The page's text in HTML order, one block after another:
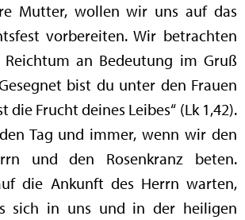
Mutter, wollen wir uns auf das
vorbereiten. Wir betrachten
Reichtum an Bedeutung im Gruß
bist du unter den Frauen
die Frucht deines Leibes“ (Lk 1,42).
Tag und immer, wenn wir den
und den Rosenkranz beten.
die Ankunft des Herrn warten,
sich in uns und in der heiligen